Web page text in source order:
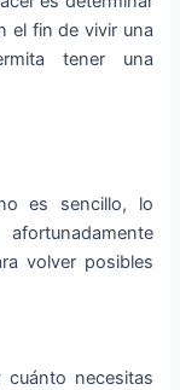
el fin de vivir una
tener una
es sencillo, lo
volver posibles
necesitas